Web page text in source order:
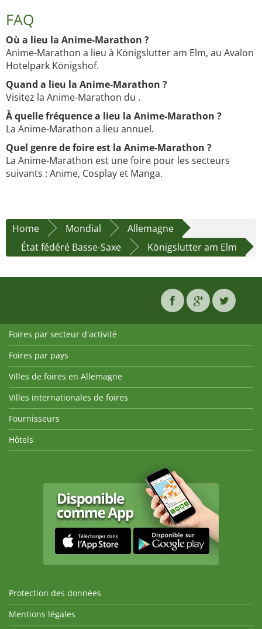
FAQ
Où a lieu la Anime-Marathon ?
Anime-Marathon a lieu à Königslutter am Elm, au Avalon
Hotelpark Königshof.
Quand a lieu la Anime-Marathon ?
Visitez la Anime-Marathon du .
À quelle fréquence a lieu la Anime-Marathon ?
La Anime-Marathon a lieu annuel.
Quel genre de foire est la Anime-Marathon ?
La Anime-Marathon est une foire pour les secteurs
suivants : Anime, Cosplay et Manga.
Home Mondial
Allemagne
État fédéré Basse-Saxe
Königslutter am Elm
Foires par secteur d'activité
Foires par pays
Villes de foires en Allemagne
Villes internationales de foires
Fournisseurs
Hôtels
Protection des données
Mentions légales